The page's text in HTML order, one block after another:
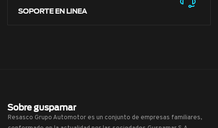
SOPORTE EN LINEA
Sobre guspamar
Resasco Grupo Automotor es un conjunto de empresas familiares,